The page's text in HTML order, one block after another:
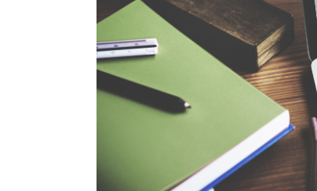
productividad